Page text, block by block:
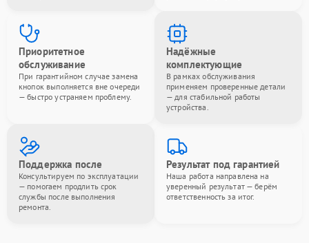
Приоритетное
обслуживание
При гарантийном случае замена
кнопок выполняется вне очереди
— быстро устраняем проблему.
Надёжные
комплектующие
В рамках обслуживания
применяем проверенные детали
— для стабильной работы
устройства.
Поддержка после
Консультируем по эксплуатации
— помогаем продлить срок
службы после выполнения
ремонта.
Результат под гарантией
Наша работа направлена на
уверенный результат — берём
ответственность за итог.